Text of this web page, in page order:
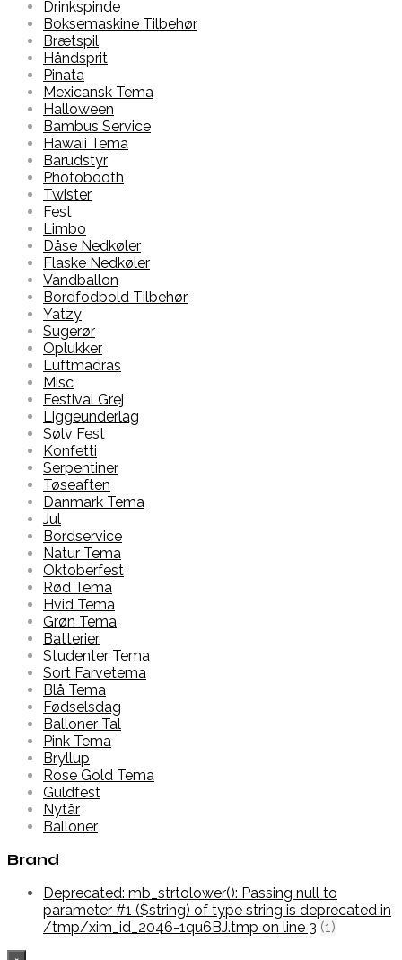
Drinkspinde
Boksemaskine Tilbehør
Brætspil
Håndsprit
Pinata
Mexicansk Tema
Halloween
Bambus Service
Hawaii Tema
Barudstyr
Photobooth
Twister
Fest
Limbo
Dåse Nedkøler
Flaske Nedkøler
Vandballon
Bordfodbold Tilbehør
Yatzy
Sugerør
Oplukker
Luftmadras
Misc
Festival Grej
Liggeunderlag
Sølv Fest
Konfetti
Serpentiner
Tøseaften
Danmark Tema
Jul
Bordservice
Natur Tema
Oktoberfest
Rød Tema
Hvid Tema
Grøn Tema
Batterier
Studenter Tema
Sort Farvetema
Blå Tema
Fødselsdag
Balloner Tal
Pink Tema
Bryllup
Rose Gold Tema
Guldfest
Nytår
Balloner
Brand
Deprecated: mb_strtolower(): Passing null to
parameter #1 ($string) of type string is deprecated in
/tmp/xim_id_2046-1qu6BJ.tmp on line 3 (1)